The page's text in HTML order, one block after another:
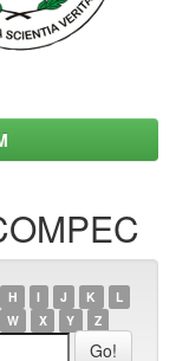
H I J K
L
W X Y Z